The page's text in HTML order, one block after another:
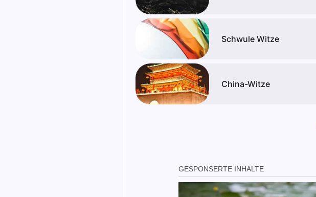
Schwule Witze
China-Witze